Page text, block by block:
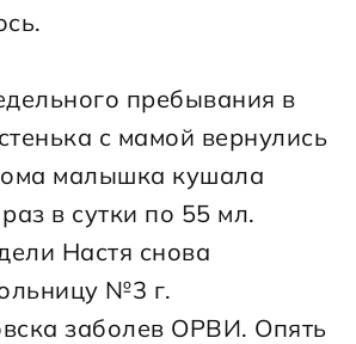
пребывания в
с мамой вернулись
малышка кушала
в сутки по 55 мл.
Настя снова
№3 г.
заболев ОРВИ. Опять